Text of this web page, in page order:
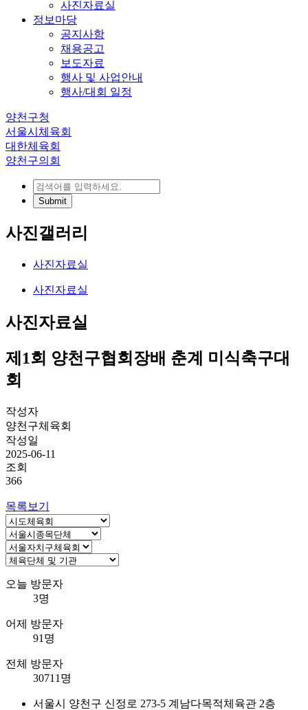
사진자료실
정보마당
공지사항
채용공고
보도자료
행사 및 사업안내
행사/대회 일정
양천구청
서울시체육회
대한체육회
양천구의회
사진갤러리
사진자료실
사진자료실
사진자료실
제1회 양천구협회장배 춘계 미식축구대
회
작성자
양천구체육회
작성일
2025-06-11
조회
366
목록보기
오늘 방문자
3명
어제 방문자
91명
전체 방문자
30711명
서울시 양천구 신정로 273-5 계남다목적체육관 2층